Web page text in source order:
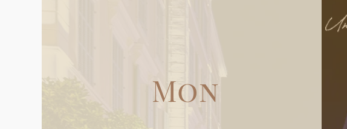
Mon